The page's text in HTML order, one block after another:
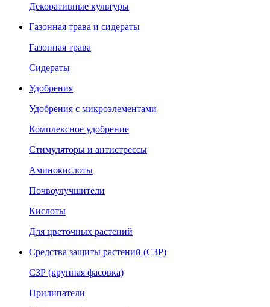
Декоративные культуры
Газонная трава и сидераты
Газонная трава
Сидераты
Удобрения
Удобрения с микроэлементами
Комплексное удобрение
Стимуляторы и антистрессы
Аминокислоты
Почвоулучшители
Кислоты
Для цветочных растений
Средства защиты растений (СЗР)
СЗР (крупная фасовка)
Прилипатели